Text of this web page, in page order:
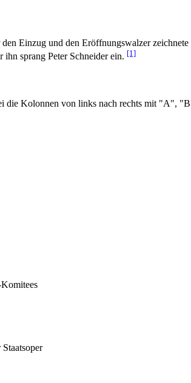
Einzug und den Eröffnungswalzer zeichnete
ihn sprang Peter Schneider ein. [1]
die Kolonnen von links nach rechts mit "A",